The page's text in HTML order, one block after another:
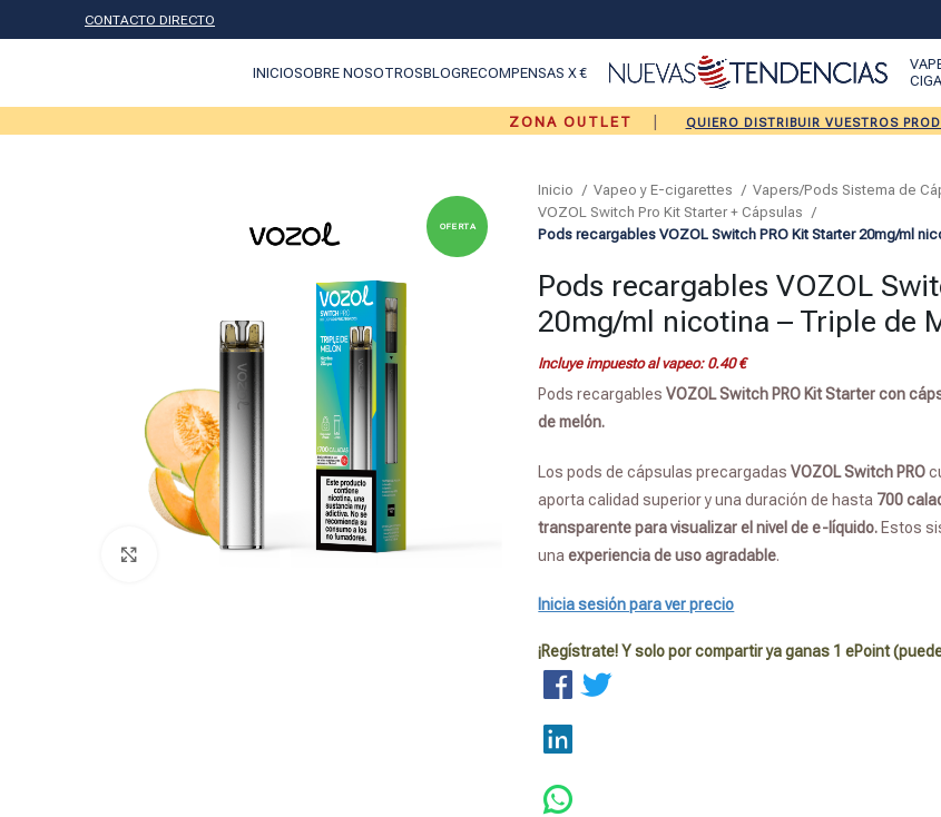
CONTACTO DIRECTO
INICIOSOBRE NOSOTROSBLOGRECOMPENSAS X €
ZONA OUTLET | QUIERO DISTRIBUIR VUESTROS
OFERTA
Click para agrandar
Inicio Vapeo y E-cigarettes
Vapers/Pods Sistema de
VOZOL Switch Pro Kit Starter + Cápsulas
Pods recargables VOZOL Switch PRO Kit Starter 20mg/ml
Pods recargables VOZOL
20mg/ml nicotina – Triple de
Incluye impuesto al vapeo: 0.40€
Pods recargablesVOZOL Switch PRO Kit Starter con
de melón.
Los pods de cápsulas precargadasVOZOLSwitch PRO
aporta calidad superior y una duración de hasta 700
transparente para visualizar el nivel de e-líquido. Estos
unaexperiencia de uso agradable.
Inicia sesión para ver precio
¡Regístrate! Y solo por compartir ya ganas 1 ePoint